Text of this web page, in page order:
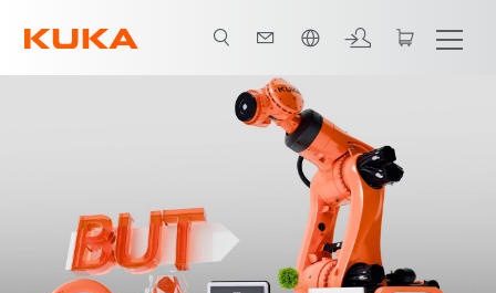
ภาษาไทย / Thai